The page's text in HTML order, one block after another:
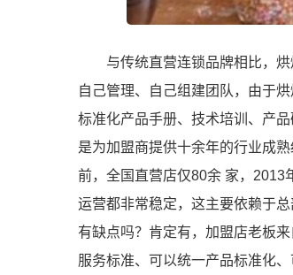
与传统直营连锁品牌相比，
自己管理、自己组建团队，由于
标准化产品手册、技术培训、产
是为加盟商提供十余年的行业成
前，全国直营店仅80余 家，2013
运营都非常稳定，这主要依赖于
有缺点吗？肯定有，加盟店老板
服务标准、可以统一产品标准化